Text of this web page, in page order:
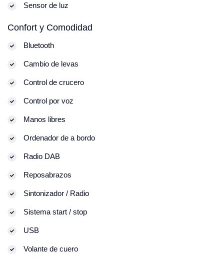
Sensor de luz
Confort y Comodidad
Bluetooth
Cambio de levas
Control de crucero
Control por voz
Manos libres
Ordenador de a bordo
Radio DAB
Reposabrazos
Sintonizador / Radio
Sistema start / stop
USB
Volante de cuero